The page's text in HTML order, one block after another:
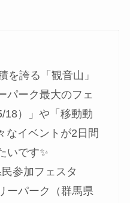
を誇る「観音山」
パーク最大のフェ
18）」や「移動動
なイベントが2日間
いです✨
参加フェスタ
ーパーク（群馬県